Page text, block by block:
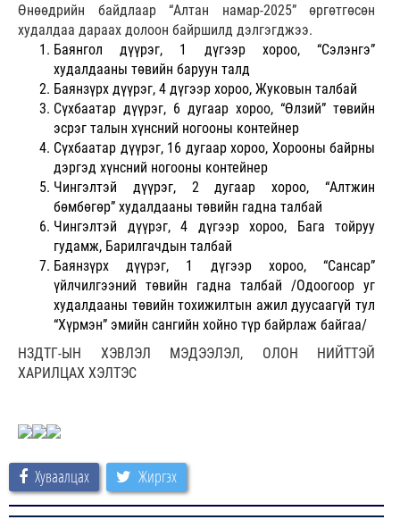
Өнөөдрийн байдлаар “Алтан намар-2025” өргөтгөсөн
худалдаа дараах долоон байршилд дэлгэгджээ.
Баянгол дүүрэг, 1 дүгээр хороо, “Сэлэнгэ”
худалдааны төвийн баруун талд
Баянзүрх дүүрэг, 4 дүгээр хороо, Жуковын талбай
Сүхбаатар дүүрэг, 6 дугаар хороо, “Өлзий” төвийн
эсрэг талын хүнсний ногооны контейнер
Сүхбаатар дүүрэг, 16 дугаар хороо, Хорооны байрны
дэргэд хүнсний ногооны контейнер
Чингэлтэй дүүрэг, 2 дугаар хороо, “Алтжин
бөмбөгөр” худалдааны төвийн гадна талбай
Чингэлтэй дүүрэг, 4 дүгээр хороо, Бага тойруу
гудамж, Барилгачдын талбай
Баянзүрх дүүрэг, 1 дүгээр хороо, “Сансар”
үйлчилгээний төвийн гадна талбай /Одоогоор уг
худалдааны төвийн тохижилтын ажил дуусаагүй тул
“Хүрмэн” эмийн сангийн хойно түр байрлаж байгаа/
НЗДТГ-ЫН ХЭВЛЭЛ МЭДЭЭЛЭЛ, ОЛОН НИЙТТЭЙ
ХАРИЛЦАХ ХЭЛТЭС
Хуваалцах Жиргэх